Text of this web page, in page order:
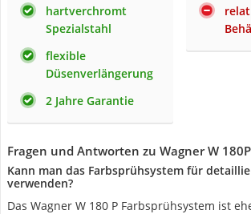
hartverchromt
Spezialstahl
flexible
Düsenverlängerung
2 Jahre Garantie
Fragen und Antworten zu Wagner W 180P
Kann man das Farbsprühsystem für
verwenden?
Das Wagner W 180 P Farbsprühsystem ist